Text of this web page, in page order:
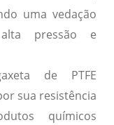
uma vedação
pressão e
de PTFE
sua resistência
químicos